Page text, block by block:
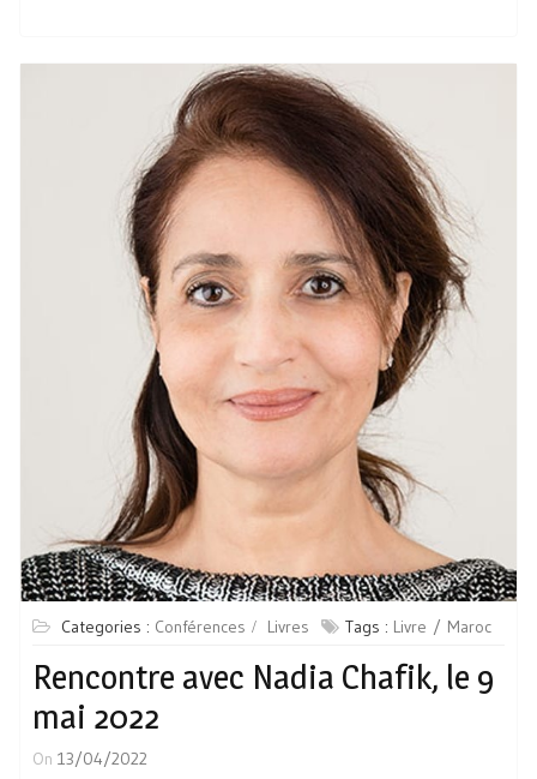
Categories : Conférences Livres Tags : Livre Maroc
Rencontre avec Nadia Chafik, le 9
mai 2022
On 13/04/2022